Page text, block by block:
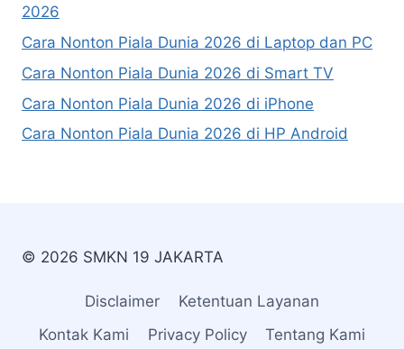
2026
Cara Nonton Piala Dunia 2026 di Laptop dan PC
Cara Nonton Piala Dunia 2026 di Smart TV
Cara Nonton Piala Dunia 2026 di iPhone
Cara Nonton Piala Dunia 2026 di HP Android
© 2026 SMKN 19 JAKARTA
Disclaimer
Ketentuan Layanan
Kontak Kami
Privacy Policy Tentang Kami